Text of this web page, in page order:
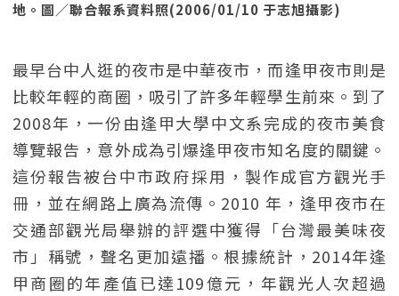
地。圖／聯合報系資料照(2006/01/10 于志旭攝影)
最早台中人逛的夜市是中華夜市，而逢甲夜市則是
比較年輕的商圈，吸引了許多年輕學生前來。到了
2008年，一份由逢甲大學中文系完成的夜市美食
導覽報告，意外成為引爆逢甲夜市知名度的關鍵。
這份報告被台中市政府採用，製作成官方觀光手
冊，並在網路上廣為流傳。2010 年，逢甲夜市在
交通部觀光局舉辦的評選中獲得「台灣最美味夜
市」稱號，聲名更加遠播。根據統計，2014年逢
甲商圈的年產值已達109億元，年觀光人次超過